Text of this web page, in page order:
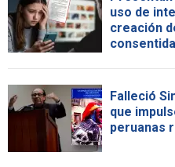
uso de
creación
Falleció
que
peruanas